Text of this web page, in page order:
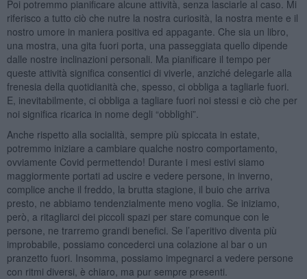
Poi potremmo pianificare alcune attività, senza lasciarle al caso. Mi
riferisco a tutto ciò che nutre la nostra curiosità, la nostra mente e il
nostro umore in maniera positiva ed appagante. Che sia un libro,
una mostra, una gita fuori porta, una passeggiata quello dipende
dalle nostre inclinazioni personali. Ma pianificare il tempo per
queste attività significa consentici di viverle, anziché delegarle alla
frenesia della quotidianità che, spesso, ci obbliga a tagliarle fuori.
E, inevitabilmente, ci obbliga a tagliare fuori noi stessi e ciò che per
noi significa ricarica in nome degli “obblighi”.
Anche rispetto alla socialità, sempre più spiccata in estate,
potremmo iniziare a cambiare qualche nostro comportamento,
ovviamente Covid permettendo! Durante i mesi estivi siamo
maggiormente portati ad uscire e vedere persone, in inverno,
complice anche il freddo, la brutta stagione, il buio che arriva
presto, ne abbiamo tendenzialmente meno voglia. Se iniziamo,
però, a ritagliarci dei piccoli spazi per stare comunque con le
persone, ne trarremo grandi benefici. Se l’aperitivo diventa più
improbabile, possiamo concederci una colazione al bar o un
pranzetto fuori. Insomma, possiamo impegnarci a vedere persone
con ritmi diversi, è chiaro, ma pur sempre presenti.